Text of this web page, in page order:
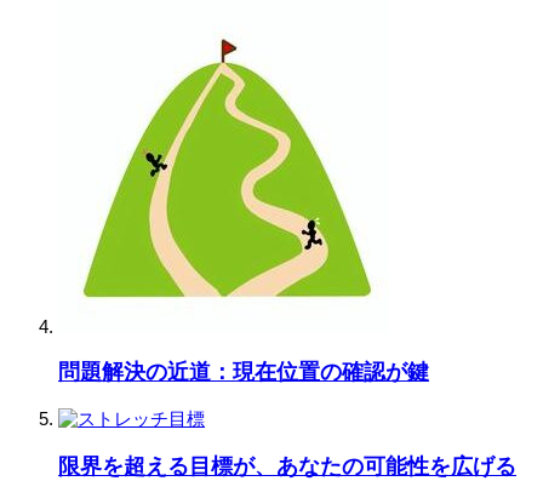
問題解決の近道：現在位置の確認が鍵
限界を超える目標が、あなたの可能性を広げる